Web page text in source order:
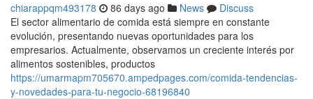
chiarappqm493178 86 days ago News
Discuss
El sector alimentario de comida está siempre en constante
evolución, presentando nuevas oportunidades para los
empresarios. Actualmente, observamos un creciente interés por
alimentos sostenibles, productos
https://umarmapm705670.ampedpages.com/comida-tendencias-
y-novedades-para-tu-negocio-68196840